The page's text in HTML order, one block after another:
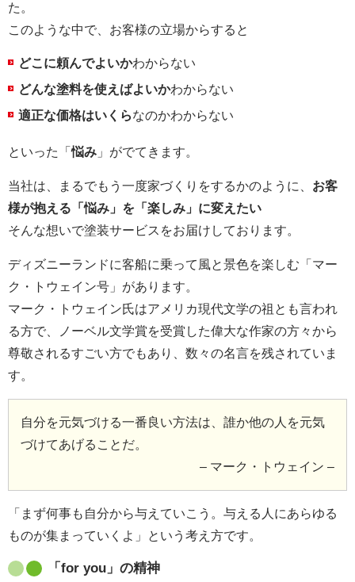
た。
このような中で、お客様の立場からすると
どこに頼んでよいかわからない
どんな塗料を使えばよいかわからない
適正な価格はいくらなのかわからない
といった「悩み 」がでてきます。
当社は、まるでもう一度家づくりをするかのように、 お客
様が抱える「悩み」を「楽しみ」に変えたい
そんな想いで塗装サービスをお届けしております。
ディズニーランドに客船に乗って風と景色を楽しむ「マー
ク・トウェイン号」があります。
マーク・トウェイン氏はアメリカ現代文学の祖とも言われ
る方で、ノーベル文学賞を受賞した偉大な作家の方々から
尊敬されるすごい方でもあり、数々の名言を残されていま
す。
自分を元気づける一番良い方法は、誰か他の人を元気
づけてあげることだ。
– マーク・トウェイン –
「まず何事も自分から与えていこう。与える人にあらゆる
ものが集まっていくよ」という考え方です。
「for you」の精神